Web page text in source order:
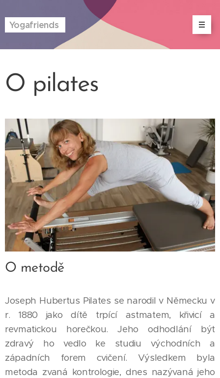
Yogafriends
O pilates
O metodě
Joseph Hubertus Pilates se narodil v Německu v
r. 1880 jako dítě trpící astmatem, křivicí a
revmatickou horečkou. Jeho odhodlání být
zdravý ho vedlo ke studiu východních a
západních forem cvičení. Výsledkem byla
metoda zvaná kontrologie, dnes nazývaná jeho